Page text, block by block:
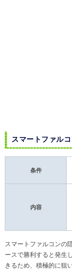
スマートファル
条件
内容
スマートファルコンの
ースで勝利すると発生
きるため、積極的に狙